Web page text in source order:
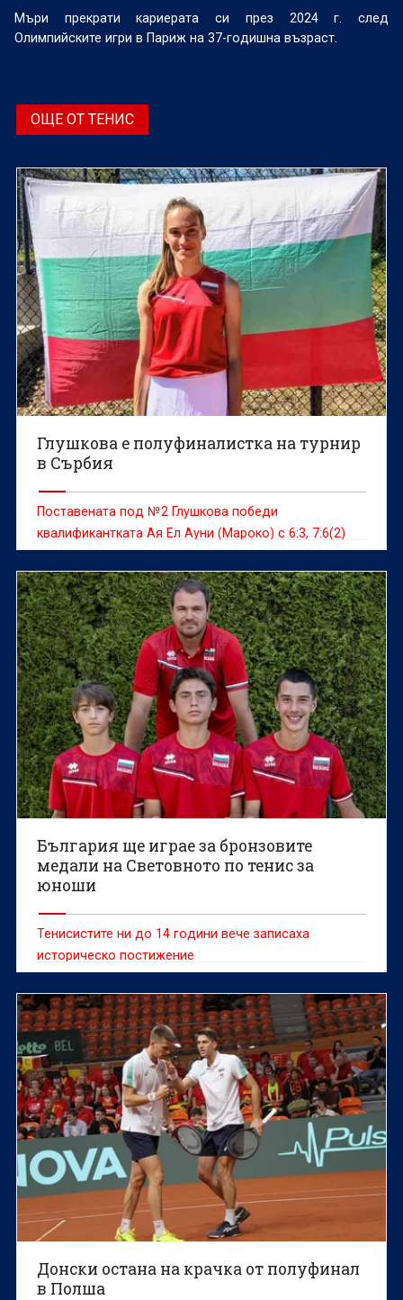
Мъри прекрати кариерата си през 2024 г. след
Олимпийските игри в Париж на 37-годишна възраст.
ОЩЕ ОТ ТЕНИС
Глушкова е полуфиналистка на турнир
в Сърбия
Поставената под №2 Глушкова победи
квалификантката Ая Ел Ауни (Мароко) с 6:3, 7:6(2)
България ще играе за бронзовите
медали на Световното по тенис за
юноши
Тенисистите ни до 14 години вече записаха
историческо постижение
Донски остана на крачка от полуфинал
в Полша